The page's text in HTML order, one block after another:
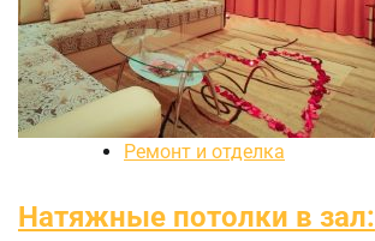
Ремонт и отделка
Натяжные потолки в зал: